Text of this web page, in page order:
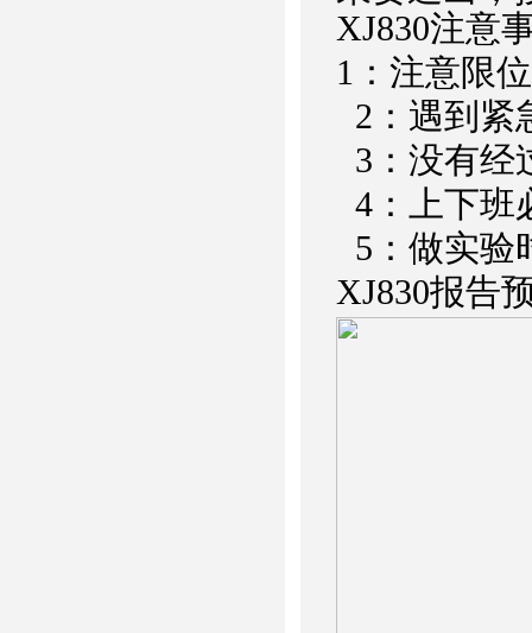
XJ830注意
1：注意限
2：遇到紧
3：没有经
4：上下班
5：做实验
XJ830报告